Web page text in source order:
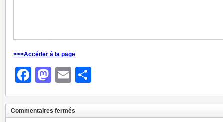
>>>Accéder à la page
Facebook
Mastodon
Email
Commentaires fermés